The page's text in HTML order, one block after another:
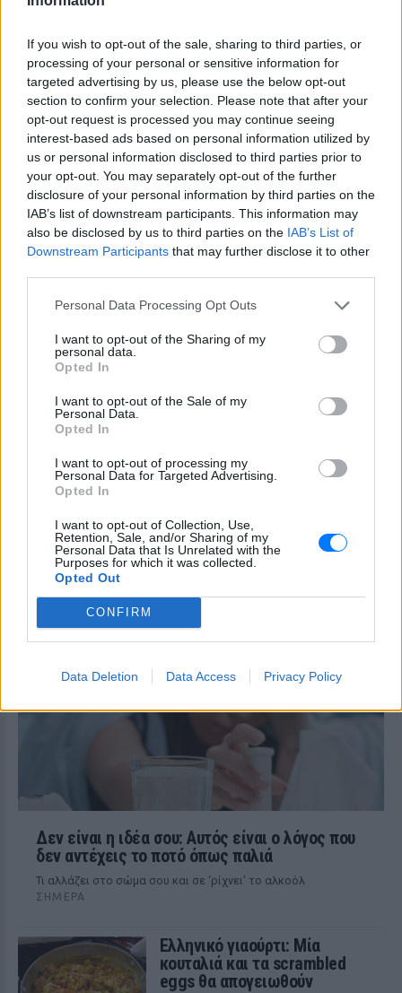
If you wish to opt-out of the sale, sharing to third parties, or
processing of your personal or sensitive information for
targeted advertising by us, please use the below opt-out
section to confirm your selection. Please note that after your
opt-out request is processed you may continue seeing
interest-based ads based on personal information utilized by
us or personal information disclosed to third parties prior to
your opt-out. You may separately opt-out of the further
disclosure of your personal information by third parties on the
IAB’s list of downstream participants. This information may
also be disclosed by us to third parties on the IAB’s List of
Downstream Participants that may further disclose it to other
Personal Data Processing Opt Outs
I want to opt-out of the Sharing of my
personal data.
Opted In
I want to opt-out of the Sale of my
Personal Data.
Opted In
I want to opt-out of processing my
Personal Data for Targeted Advertising.
Opted In
I want to opt-out of Collection, Use,
Retention, Sale, and/or Sharing of my
Personal Data that Is Unrelated with the
Purposes for which it was collected.
Opted Out
CONFIRM
Data Deletion Data Access Privacy Policy
ΔΕΙΤΕ ΕΠΙΣΗΣ
ΣΤΗΝ ΙΔΙΑ ΚΑΤΗΓΟΡΙΑ
φέρνουν σε δύσκολη θέση (και
ΣΉΜΕΡΑ
3 σημάδια πως χρειάζεσαι
ΣΉΜΕΡΑ
Το σώμα σου σου στέλνει μηνύματα… το
Χαμηλός σίδηρος; Τα 4 σημάδια
που δεν πρέπει ποτέ να
ΣΉΜΕΡΑ
Τι πρέπει να προσέχετε στον οργανισμό
Δεν είναι η ιδέα σου: Αυτός είναι ο λόγος που
δεν αντέχεις το ποτό όπως παλιά
Τι αλλάζει στο σώμα σου και σε ‘ρίχνει’ το αλκοόλ
ΣΉΜΕΡΑ
Ελληνικό γιαούρτι: Μία
κουταλιά και τα scrambled
eggs θα απογειωθούν